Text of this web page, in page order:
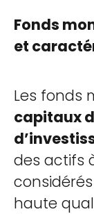
Fonds
et
Les fonds
capitaux
des actifs
haute